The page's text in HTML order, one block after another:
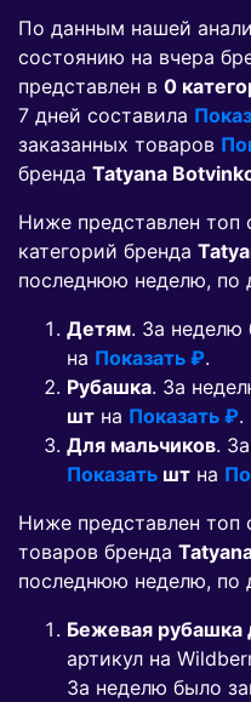
По данным нашей
состоянию на вчера
представлен в 0
7 дней составила
заказанных товаров
бренда Tatyana
Ниже представлен
категорий бренда
последнюю неделю, по
Детям. За неделю
на Показать ₽.
Рубашка. За
шт на Показать ₽.
Для мальчиков.
Показать шт на
Ниже представлен
товаров бренда
последнюю неделю, по
Бежевая рубашка
артикул на
За неделю было